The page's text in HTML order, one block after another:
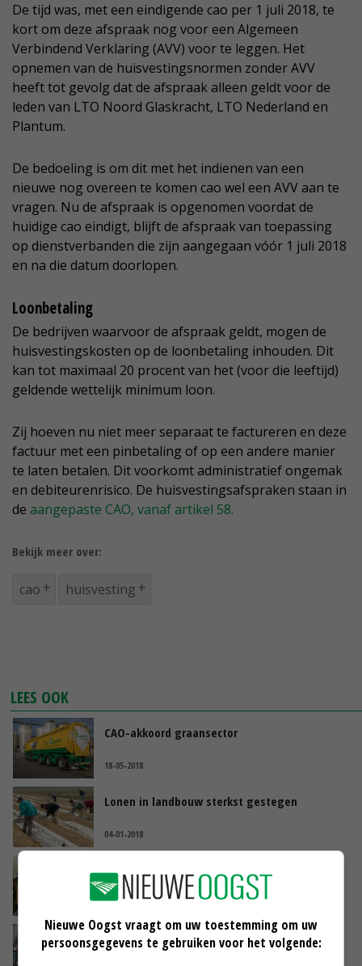
De tijd was, met een eindigende cao per 1 juli 2018, te
kort om deze afspraak nog voor een Algemeen
Verbindend Verklaring (AVV) voor te leggen. Het
opnemen van de huisvestingsnormen zonder AVV
heeft tot gevolg dat de afspraak alleen geldt voor de
leden van LTO Noord Glaskracht, LTO Nederland en
Plantum.
De bedoeling is om dit met het indienen van een
nieuwe nog overeen te komen cao wel een AVV aan te
vragen. Nu de afspraak is opgenomen voordat de
huidige cao eindigt, blijft de afspraak van toepassing
op dienstverbanden die zijn aangegaan vóór 1 juli 2018
en na die datum doorlopen.
Loonbetaling
De bedrijven waarvoor de afspraak geldt, mogen de
huisvestingskosten op de loonbetaling inhouden. Dit
kan tot maximaal 20 procent van het (voor die leeftijd)
geldende wettelijk minimum loon.
Zij hoeven nu niet meer separaat te factureren en deze
factuur met een pinbetaling of op een andere manier
te laten betalen. Dit voorkomt administratief ongemak
en debiteurenrisico. De huisvestingsafspraken staan in
de aangepaste CAO, vanaf artikel 58.
Bekijk meer over:
cao huisvesting
LEES OOK
CAO-akkoord graansector
18-05-2018
Lonen in landbouw sterkst gestegen
04-01-2018
Akkoord bereikt over driejarige cao
dierhouderij
07-12-2017
Akkoord over nieuwe cao Open Teelten
Nieuwe Oogst vraagt om uw toestemming om uw
persoonsgegevens te gebruiken voor het volgende: